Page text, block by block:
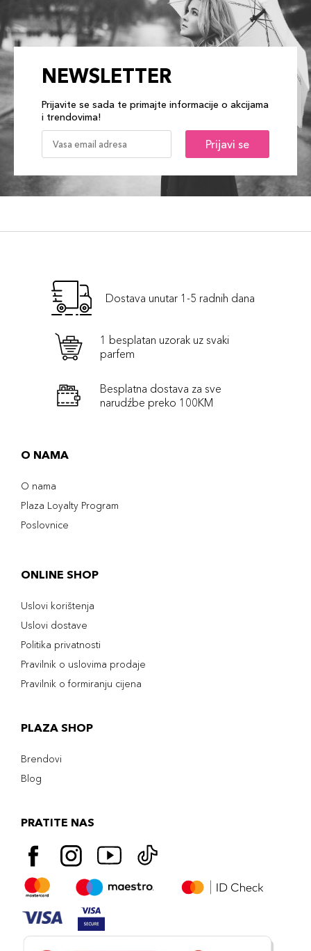
NEWSLETTER
Prijavite se sada te primajte informacije o akcijama
i trendovima!
Prijavi se
Dostava unutar 1-5 radnih dana
1 besplatan uzorak uz svaki
parfem
Besplatna dostava za sve
narudźbe preko 100KM
O NAMA
O nama
Plaza Loyalty Program
Poslovnice
ONLINE SHOP
Uslovi korištenja
Uslovi dostave
Politika privatnosti
Pravilnik o uslovima prodaje
Pravilnik o formiranju cijena
PLAZA SHOP
Brendovi
Blog
PRATITE NAS